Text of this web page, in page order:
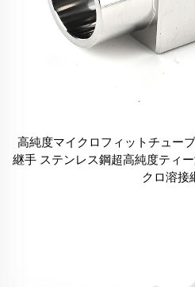
高純度マイクロフィットチュー
継手 ステンレス鋼超高純度ティ
クロ溶接